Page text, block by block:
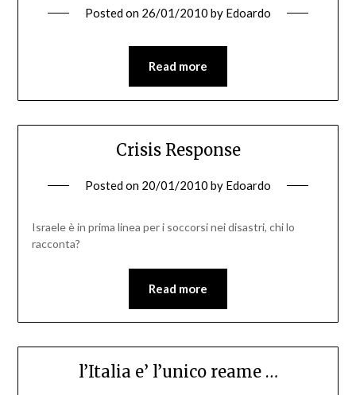
Posted on 26/01/2010 by Edoardo
Read more
Crisis Response
Posted on 20/01/2010 by Edoardo
Israele è in prima linea per i soccorsi nei disastri, chi lo
racconta?
Read more
l’Italia e’ l’unico reame …